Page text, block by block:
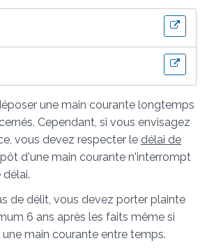
une main courante longtemps
Cependant, si vous envisagez
vous devez respecter le délai de
d'une main courante n'interrompt
de délit, vous devez porter plainte
6 ans après les faits même si
main courante entre temps.